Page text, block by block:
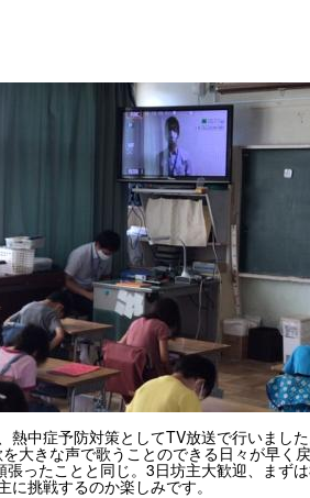
熱中症予防対策としてTV放送で行いまし
大きな声で歌うことのできる日々が早く
ったことと同じ。3日坊主大歓迎、まず
挑戦するのか楽しみです。